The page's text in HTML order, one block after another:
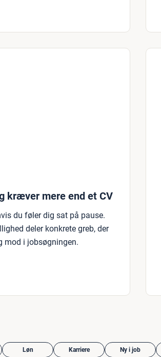
kræver mere end et CV
du føler dig sat på pause.
deler konkrete greb, der
mod i jobsøgningen.
Løn Karriere Ny i job